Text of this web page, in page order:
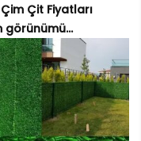
Çit Fiyatları
görünümü...